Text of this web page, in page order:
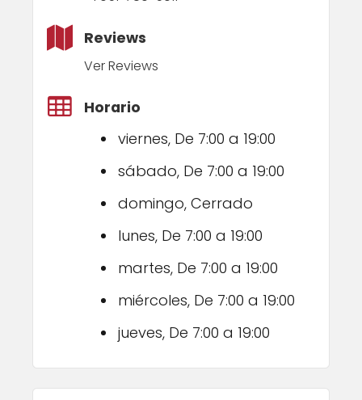
Reviews
Ver Reviews
Horario
viernes, De 7:00 a 19:00
sábado, De 7:00 a 19:00
domingo, Cerrado
lunes, De 7:00 a 19:00
martes, De 7:00 a 19:00
miércoles, De 7:00 a 19:00
jueves, De 7:00 a 19:00